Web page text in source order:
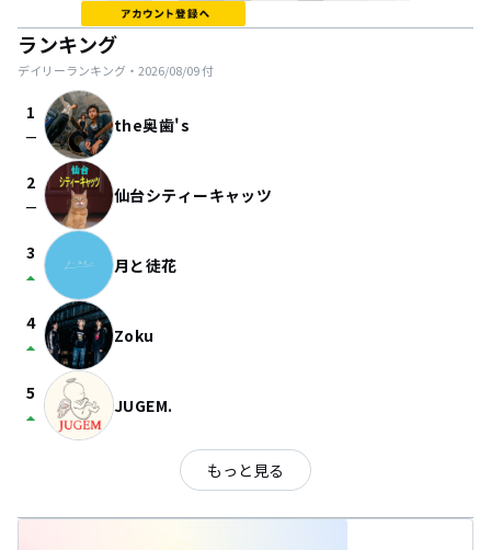
ランキング
デイリーランキング・ 2026/08/09付
1
check_indeterminate_small the奥歯's
2
check_indeterminate_small 仙台シティーキャッツ
3
arrow_drop_up 月と徒花
4
arrow_drop_up Zoku
5
arrow_drop_up JUGEM.
もっと見る